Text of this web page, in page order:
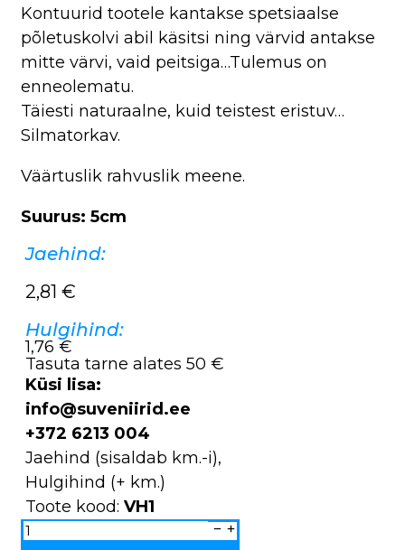
Kontuurid tootele kantakse spetsiaalse
põletuskolvi abil käsitsi ning värvid antakse
mitte värvi, vaid peitsiga…Tulemus on
enneolematu.
Täiesti naturaalne, kuid teistest eristuv…
Silmatorkav.
Väärtuslik rahvuslik meene.
Suurus: 5cm
Jaehind:
2,81 €
Hulgihind:
1,76 €
Tasuta tarne alates 50 €
Küsi lisa:
info@suveniirid.ee
+372 6213 004
Jaehind (sisaldab km.-i),
Hulgihind (+ km.)
Toote kood: VH1
Võtmehoidja
põletatud
&